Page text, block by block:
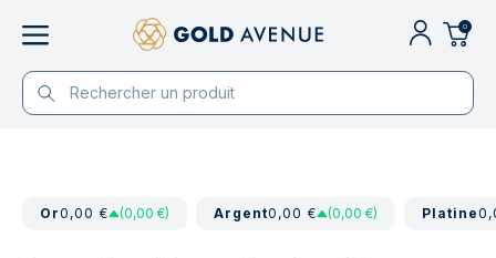
0
Or0,00 € (0,00 €) Argent0,00 € (0,00 €) Platine